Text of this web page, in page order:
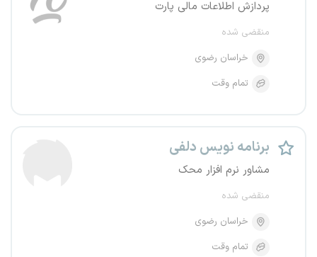
پردازش اطلاعات مالی پارت
منقضی شده
خراسان رضوی
تمام وقت
برنامه نویس دلفی
مشاور نرم افزار محک
منقضی شده
خراسان رضوی
تمام وقت